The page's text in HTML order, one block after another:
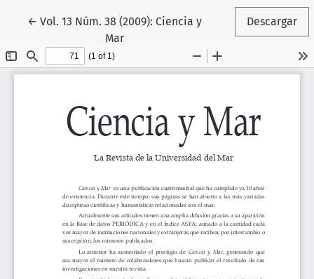
←Volver a los detalles del artículo
Vol. 13 Núm. 38 (2009): Ciencia y
Mar
Descargar